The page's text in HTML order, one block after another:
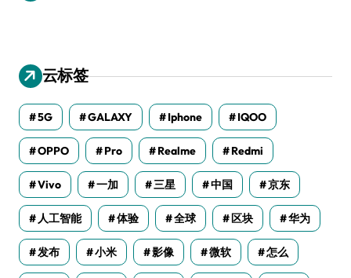
云标签
5G GALAXY Iphone IQOO
OPPO Pro Realme Redmi
Vivo 一加 三星 中国 京东
人工智能 体验 全球 区块 华为
发布 小米 影像 微软 怎么